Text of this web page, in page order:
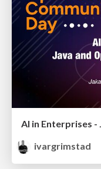
ivargrimstad